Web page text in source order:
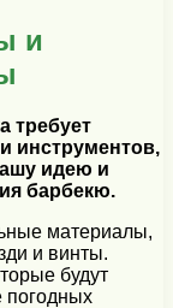
и
требует
инструментов,
идею и
барбекю.
материалы,
и винты.
будут
погодных